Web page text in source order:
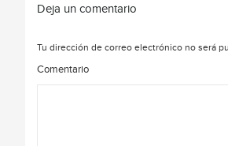
Deja un comentario
Tu dirección de correo electrónico no será
Comentario